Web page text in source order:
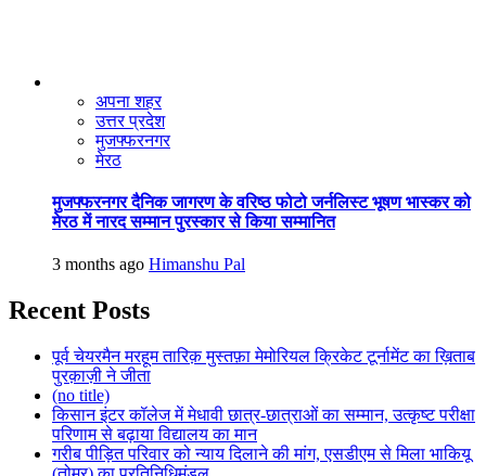
अपना शहर
उत्तर प्रदेश
मुजफ्फरनगर
मेरठ
मुजफ्फरनगर दैनिक जागरण के वरिष्ठ फोटो जर्नलिस्ट भूषण भास्कर को
मेरठ में नारद सम्मान पुरस्कार से किया सम्मानित
3 months ago Himanshu Pal
Recent Posts
पूर्व चेयरमैन मरहूम तारिक़ मुस्तफ़ा मेमोरियल क्रिकेट टूर्नामेंट का ख़िताब
पुरक़ाज़ी ने जीता
(no title)
किसान इंटर कॉलेज में मेधावी छात्र-छात्राओं का सम्मान, उत्कृष्ट परीक्षा
परिणाम से बढ़ाया विद्यालय का मान
गरीब पीड़ित परिवार को न्याय दिलाने की मांग, एसडीएम से मिला भाकियू